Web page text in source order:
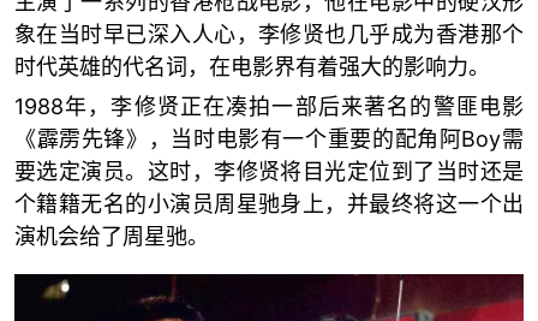
象在当时早已深入人心，李修贤也几乎成为香港那个
时代英雄的代名词，在电影界有着强大的影响力。
1988年，李修贤正在凑拍一部后来著名的警匪电影
《霹雳先锋》，当时电影有一个重要的配角阿Boy需
要选定演员。这时，李修贤将目光定位到了当时还是
个籍籍无名的小演员周星驰身上，并最终将这一个出
演机会给了周星驰。